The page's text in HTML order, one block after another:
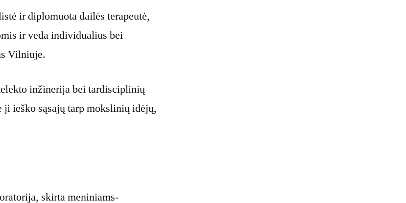
ir diplomuota dailės terapeutė,
ir veda individualius bei
Vilniuje.
inžinerija bei tardisciplinių
ieško sąsajų tarp mokslinių idėjų,
skirta meniniams-